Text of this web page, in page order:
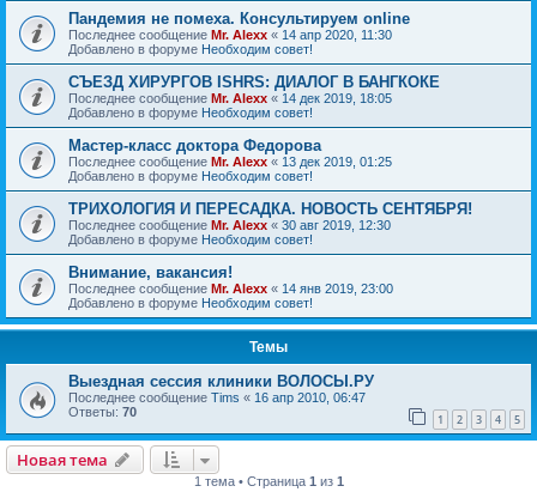
Пандемия не помеха. Консультируем online
Последнее сообщение Mr. Alexx « 14 апр 2020, 11:30
Добавлено в форуме Необходим совет!
СЪЕЗД ХИРУРГОВ ISHRS: ДИАЛОГ В БАНГКОКЕ
Последнее сообщение Mr. Alexx « 14 дек 2019, 18:05
Добавлено в форуме Необходим совет!
Мастер-класс доктора Федорова
Последнее сообщение Mr. Alexx « 13 дек 2019, 01:25
Добавлено в форуме Необходим совет!
ТРИХОЛОГИЯ И ПЕРЕСАДКА. НОВОСТЬ СЕНТЯБРЯ!
Последнее сообщение Mr. Alexx « 30 авг 2019, 12:30
Добавлено в форуме Необходим совет!
Внимание, вакансия!
Последнее сообщение Mr. Alexx « 14 янв 2019, 23:00
Добавлено в форуме Необходим совет!
Темы
Выездная сессия клиники ВОЛОСЫ.РУ
Последнее сообщение Tims « 16 апр 2010, 06:47
Ответы: 70 1 2 3 4 5
Новая тема
1 тема • Страница 1 из 1